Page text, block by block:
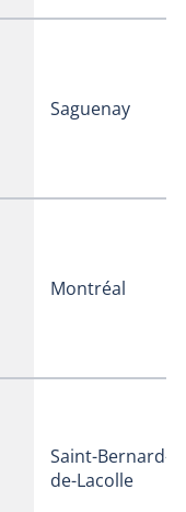
Saguenay
Montréal
Saint-Bernard-
de-Lacolle